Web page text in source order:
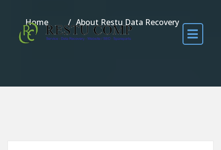
Home About Restu Data Recovery